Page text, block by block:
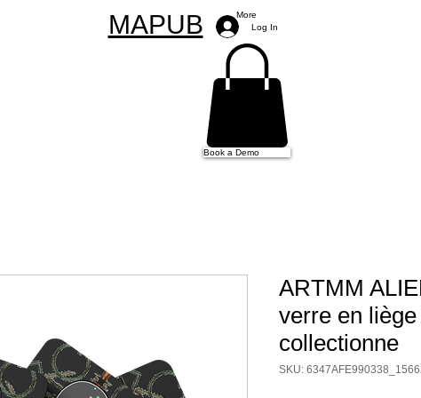
MAPUB
More
Log In
Book a Demo
ARTMM
verre en
collectionne
SKU: